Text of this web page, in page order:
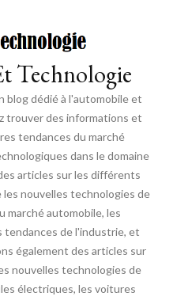
Technologie
dédié à l'automobile et
trouver des informations et
tendances du marché
dans le domaine
articles sur les différents
nouvelles technologies de
marché automobile, les
tendances de l'industrie, et
également des articles sur
nouvelles technologies de
électriques, les voitures